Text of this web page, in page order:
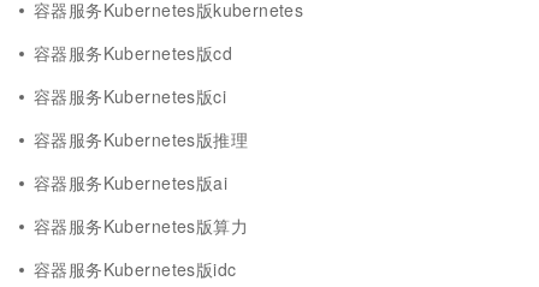
容器服务Kubernetes版kubernetes
容器服务Kubernetes版cd
容器服务Kubernetes版ci
容器服务Kubernetes版推理
容器服务Kubernetes版ai
容器服务Kubernetes版算力
容器服务Kubernetes版idc